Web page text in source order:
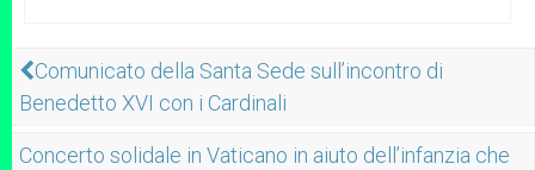
Comunicato della Santa Sede sull’incontro di
Benedetto XVI con i Cardinali
Concerto solidale in Vaticano in aiuto dell’infanzia che